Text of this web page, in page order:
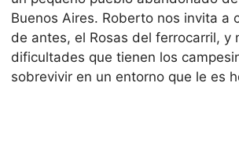
Buenos Aires. Roberto nos invita a
de antes, el Rosas del ferrocarril, y
dificultades que tienen los
sobrevivir en un entorno que le es